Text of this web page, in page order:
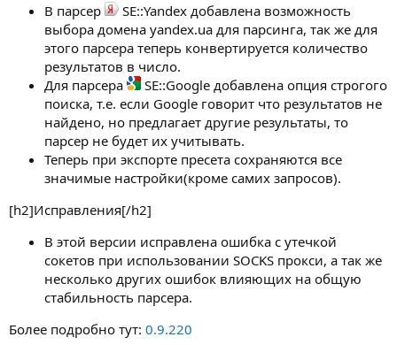
В парсер
SE::Yandex добавлена возможность
выбора домена yandex.ua для парсинга, так же для
этого парсера теперь конвертируется количество
результатов в число.
Для парсера
SE::Google добавлена опция строгого
поиска, т.е. если Google говорит что результатов не
найдено, но предлагает другие результаты, то
парсер не будет их учитывать.
Теперь при экспорте пресета сохраняются все
значимые настройки(кроме самих запросов).
[h2]Исправления[/h2]
В этой версии исправлена ошибка с утечкой
сокетов при использовании SOCKS прокси, а так же
несколько других ошибок влияющих на общую
стабильность парсера.
Более подробно тут: 0.9.220